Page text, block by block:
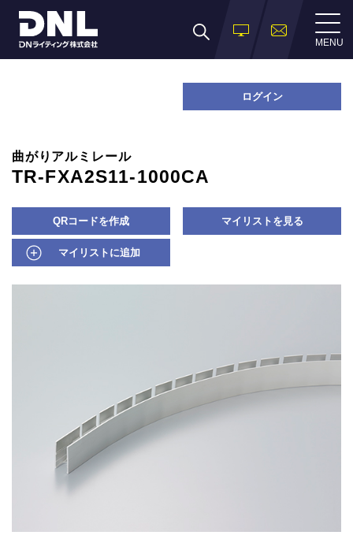
MENU
ログイン
曲がりアルミレール
TR-FXA2S11-1000CA
QRコードを作成 マイリストを見る
マイリストに追加